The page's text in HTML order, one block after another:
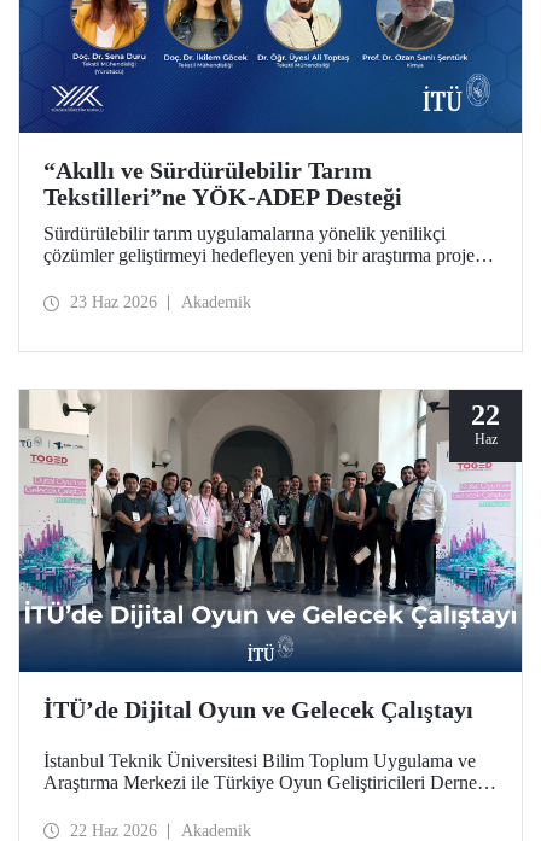
“Akıllı ve Sürdürülebilir Tarım
Tekstilleri”ne YÖK-ADEP Desteği
Sürdürülebilir tarım uygulamalarına yönelik yenilikçi
çözümler geliştirmeyi hedefleyen yeni bir araştırma projesi,
değerli ürünlere dönüştürülmesini amaçlayan çalışma;
23 Haz 2026 Akademik
22
Haz
İTÜ’de Dijital Oyun ve Gelecek Çalıştayı
İstanbul Teknik Üniversitesi Bilim Toplum Uygulama ve
Araştırma Merkezi ile Türkiye Oyun Geliştiricileri Derneği
Gelecek Çalıştayı”, 17 Haziran 2026 tarihinde İTÜ
22 Haz 2026 Akademik